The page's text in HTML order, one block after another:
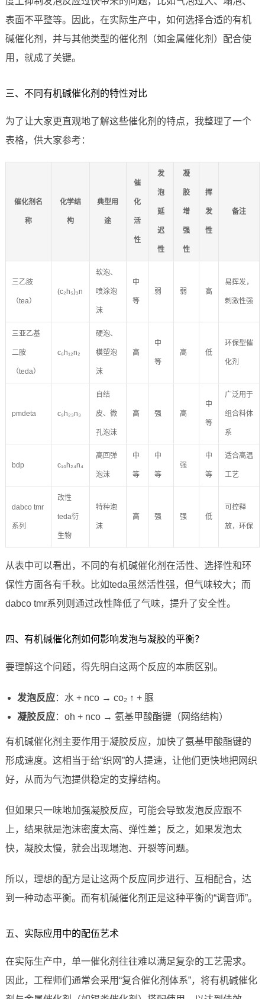
表面不平整等。因此，在实际生产中，如何选择合适的有机
碱催化剂，并与其他类型的催化剂（如金属催化剂）配合使
用，就成了关键。
三、不同有机碱催化剂的特性对比
为了让大家更直观地了解这些催化剂的特点，我整理了一个
表格，供大家参考：
催化剂名
称
化学结
构
典型用
途
催
化
活
性
发
泡
延
迟
性
凝
胶
增
强
性
挥
发
性
备注
三乙胺
（tea）
(c₂h₅)₃n
软泡、
喷涂泡
沫
中
等
弱 弱 高
易挥发，
刺激性强
三亚乙基
二胺
（teda）
c₆h₁₂n₂
硬泡、
模塑泡
沫
高
中
等
高 低
环保型催
化剂
pmdeta c₉h₂₃n₃
自结
皮、微
孔泡沫
高 强 高
中
等
广泛用于
组合料体
系
bdp c₁₀h₂₄n₄
高回弹
泡沫
中
等
中
等
强
中
等
适合高温
工艺
dabco tmr
系列
改性
teda衍
生物
特种泡
沫
高 强 强 低
可控释
放，环保
从表中可以看出，不同的有机碱催化剂在活性、选择性和环
保性方面各有千秋。比如teda虽然活性强，但气味较大；而
dabco tmr系列则通过改性降低了气味，提升了安全性。
四、有机碱催化剂如何影响发泡与凝胶的平衡？
要理解这个问题，得先明白这两个反应的本质区别。
发泡反应：水 + nco → co₂ ↑ + 脲
凝胶反应：oh + nco → 氨基甲酸酯键（网络结构）
有机碱催化剂主要作用于凝胶反应，加快了氨基甲酸酯键的
形成速度。这相当于给“织网”的人提速，让他们更快地把网织
好，从而为气泡提供稳定的支撑结构。
但如果只一味地加强凝胶反应，可能会导致发泡反应跟不
上，结果就是泡沫密度太高、弹性差；反之，如果发泡太
快，凝胶太慢，就会出现塌泡、开裂等问题。
所以，理想的配方是让这两个反应同步进行、互相配合，达
到一种动态平衡。而有机碱催化剂正是这种平衡的“调音师”。
五、实际应用中的配伍艺术
在实际生产中，单一催化剂往往难以满足复杂的工艺需求。
因此，工程师们通常会采用“复合催化剂体系”，将有机碱催化